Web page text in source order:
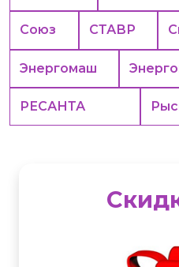
Союз СТАВР
Энергомаш
РЕСАНТА